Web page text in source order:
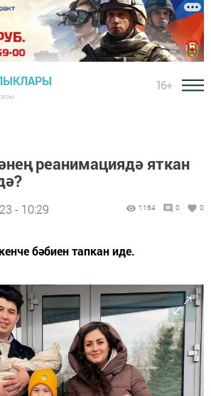
16+
реанимациядә яткан
- 10:29 1164 0 0
бәбиен тапкан иде.